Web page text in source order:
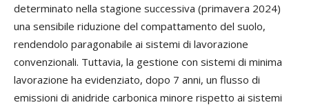
determinato nella stagione successiva (primavera 2024)
una sensibile riduzione del compattamento del suolo,
rendendolo paragonabile ai sistemi di lavorazione
convenzionali. Tuttavia, la gestione con sistemi di minima
lavorazione ha evidenziato, dopo 7 anni, un flusso di
emissioni di anidride carbonica minore rispetto ai sistemi